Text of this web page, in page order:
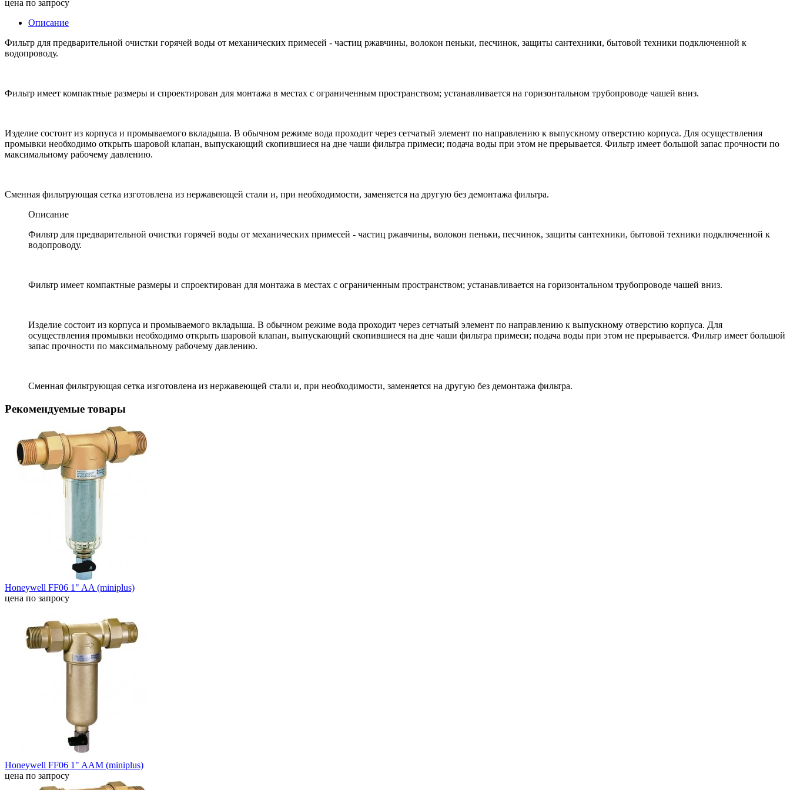
цена по запросу
Описание
Фильтр для предварительной очистки горячей воды от механических примесей - частиц ржавчины, волокон пеньки, песчинок, защиты сантехники, бытовой техники подключенной к
водопроводу.
Фильтр имеет компактные размеры и спроектирован для монтажа в местах с ограниченным пространством; устанавливается на горизонтальном трубопроводе чашей вниз.
Изделие состоит из корпуса и промываемого вкладыша. В обычном режиме вода проходит через сетчатый элемент по направлению к выпускному отверстию корпуса. Для осуществления
промывки необходимо открыть шаровой клапан, выпускающий скопившиеся на дне чаши фильтра примеси; подача воды при этом не прерывается. Фильтр имеет большой запас прочности по
максимальному рабочему давлению.
Сменная фильтрующая сетка изготовлена из нержавеющей стали и, при необходимости, заменяется на другую без демонтажа фильтра.
Описание
Фильтр для предварительной очистки горячей воды от механических примесей - частиц ржавчины, волокон пеньки, песчинок, защиты сантехники, бытовой техники подключенной к
водопроводу.
Фильтр имеет компактные размеры и спроектирован для монтажа в местах с ограниченным пространством; устанавливается на горизонтальном трубопроводе чашей вниз.
Изделие состоит из корпуса и промываемого вкладыша. В обычном режиме вода проходит через сетчатый элемент по направлению к выпускному отверстию корпуса. Для
осуществления промывки необходимо открыть шаровой клапан, выпускающий скопившиеся на дне чаши фильтра примеси; подача воды при этом не прерывается. Фильтр имеет большой
запас прочности по максимальному рабочему давлению.
Сменная фильтрующая сетка изготовлена из нержавеющей стали и, при необходимости, заменяется на другую без демонтажа фильтра.
Рекомендуемые товары
Honeywell FF06 1" AA (miniplus)
цена по запросу
Honeywell FF06 1" AAM (miniplus)
цена по запросу